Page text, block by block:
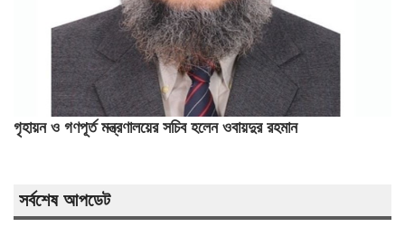
গৃহায়ন ও গণপূর্ত মন্ত্রণালয়ের সচিব হলেন ওবায়দুর রহমান
সর্বশেষ আপডেট